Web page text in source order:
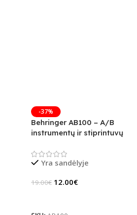
-37%
Behringer AB100 – A/B
instrumentų ir stiprintuvų
Yra sandėlyje
19.00€ 12.00€